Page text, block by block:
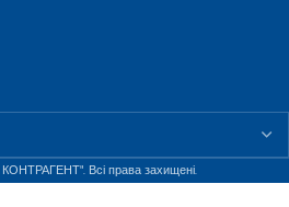
Всі права захищені.